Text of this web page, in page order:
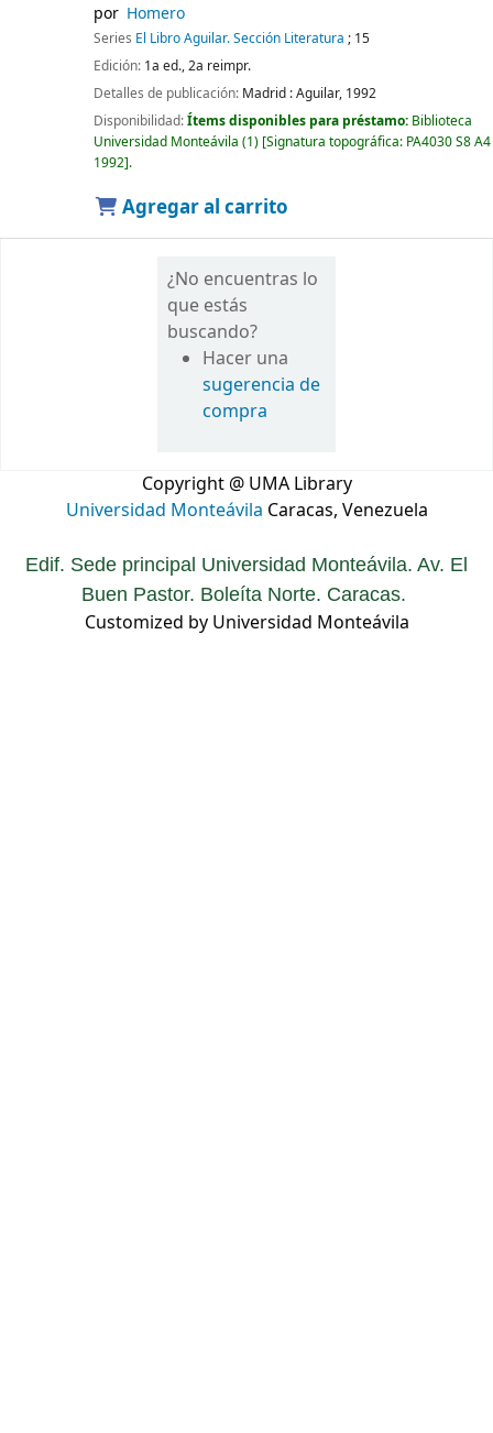
por Homero
Series El Libro Aguilar. Sección Literatura ; 15
Edición: 1a ed., 2a reimpr.
Detalles de publicación: Madrid :Aguilar, 1992
Disponibilidad:Ítems disponibles para préstamo: Biblioteca
Universidad Monteávila (1) Signatura topográfica: PA4030 S8 A4
1992 .
Agregar al carrito
¿No encuentras lo
que estás
buscando?
Hacer una
sugerencia de
compra
Copyright @ UMA Library
Universidad Monteávila Caracas, Venezuela
Edif. Sede principal Universidad Monteávila. Av. El
Buen Pastor. Boleíta Norte. Caracas.
Customized by Universidad Monteávila